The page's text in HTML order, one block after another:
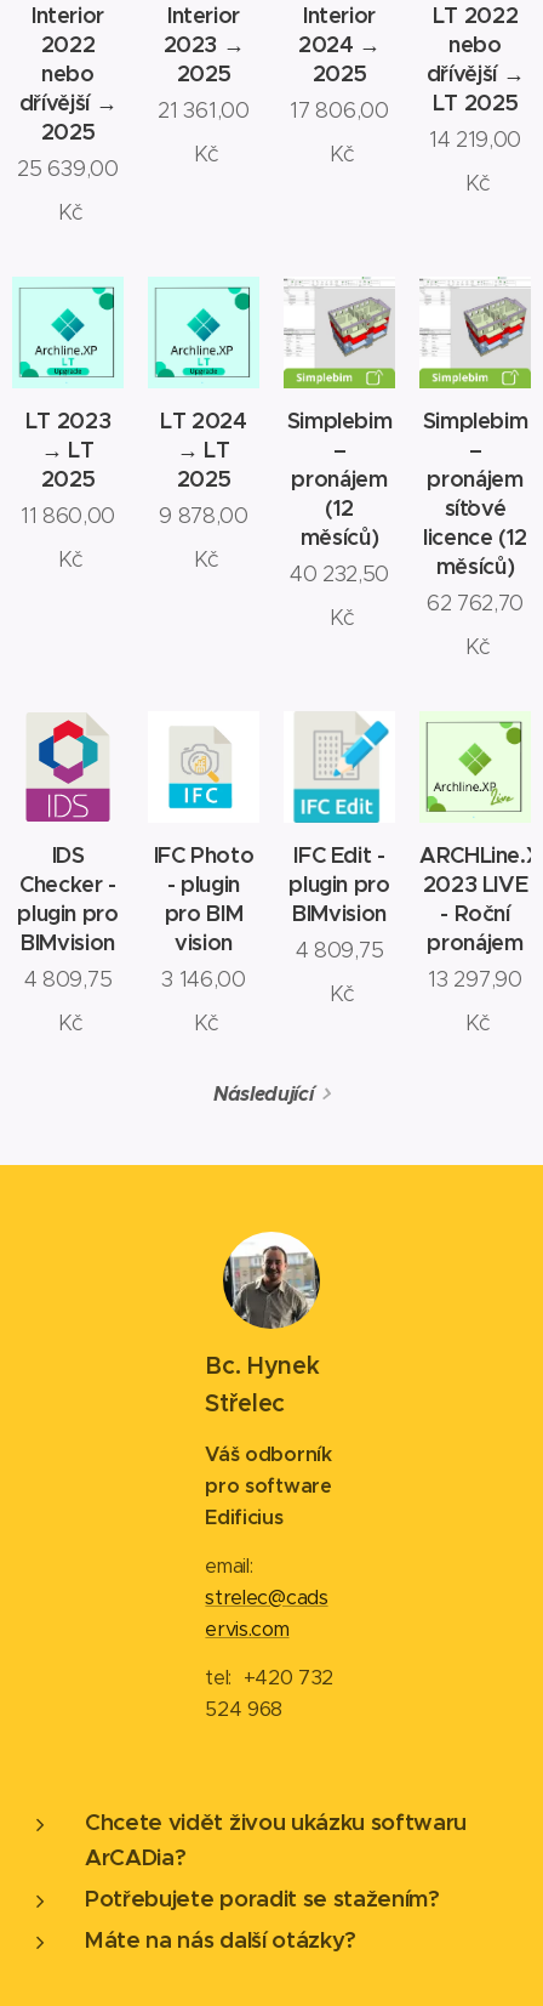
Interior
2022
nebo
dřívější →
2025
25 639,00
Kč
Interior
2023 →
2025
21 361,00
Kč
Interior
2024 →
2025
17 806,00
Kč
LT 2022
nebo
dřívější →
LT 2025
14 219,00
Kč
LT 2023
→ LT
2025
11 860,00
Kč
LT 2024
→ LT
2025
9 878,00
Kč
Simplebim
–
pronájem
(12
měsíců)
40 232,50
Kč
Simplebim
–
pronájem
síťové
licence (12
měsíců)
62 762,70
Kč
IDS
Checker -
plugin pro
BIMvision
4 809,75
Kč
IFC Photo
- plugin
pro BIM
vision
3 146,00
Kč
IFC Edit -
plugin pro
BIMvision
4 809,75
Kč
2023 LIVE
- Roční
pronájem
13 297,90
Kč
Následující
Bc. Hynek
Střelec
Váš odborník
pro software
Edificius
email:
strelec@cads
ervis.com
tel: +420 732
524 968
Chcete vidět živou ukázku softwaru
ArCADia?
Potřebujete poradit se stažením?
Máte na nás další otázky?